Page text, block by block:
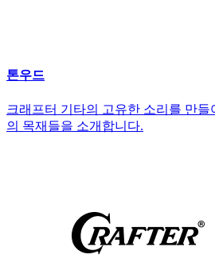
톤우드
크래프터 기타의 고유한 소리를 만
의 목재들을 소개합니다.